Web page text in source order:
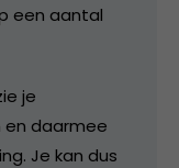
een aantal
je
en daarmee
Je kan dus